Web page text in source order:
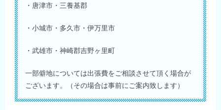
・唐津市・三養基郡
・小城市・多久市・伊万里市
・武雄市・神崎郡吉野ヶ里町
一部僻地については出張費をご相談させて頂く場合が
ございます。（その場合は事前にご案内致します）